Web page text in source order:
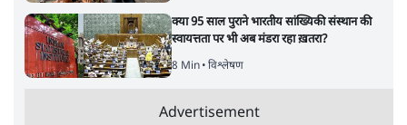
क्या 95 साल पुराने भारतीय सांख्यिकी संस्थान की
स्वायत्तता पर भी अब मंडरा रहा ख़तरा?
8 Min• विश्लेषण
Advertisement